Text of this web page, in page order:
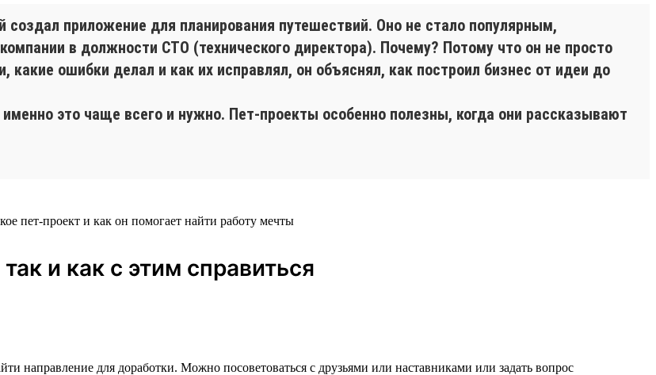
приложение для планирования путешествий. Оно не стало популярным,
в должности СТО (технического директора). Почему? Потому что он не просто
какие ошибки делал и как их исправлял, он объяснял, как построил бизнес от идеи до
это чаще всего и нужно. Пет-проекты особенно полезны, когда они рассказывают
и как с этим справиться
направление для доработки. Можно посоветоваться с друзьями или наставниками или задать вопрос